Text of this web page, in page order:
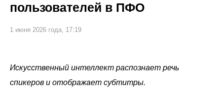
пользователей в ПФО
1 июня 2026 года, 17:19
Искусственный интеллект распознает речь
спикеров и отображает субтитры.